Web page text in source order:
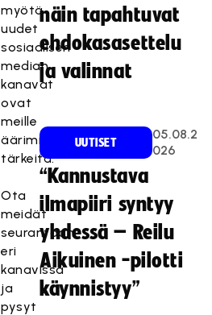
myötä
uudet
sosiaalisen
median
kanavat
ovat
meille
äärimmäisen
tärkeitä.
Ota
meidät
seurantaan
eri
kanavissa
ja
pysyt
näin tapahtuvat
ehdokasasettelu
ja valinnat
UUTISET
05.08.2
026
“Kannustava
ilmapiiri syntyy
yhdessä – Reilu
Aikuinen -pilotti
käynnistyy”